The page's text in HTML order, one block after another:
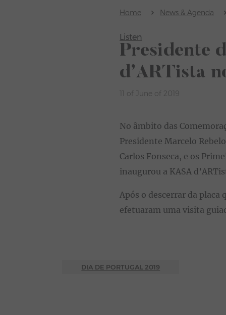
Home News & Agenda
Listen
Presidente
d’ARTista
11 of June of 2019
No âmbito das
Presidente Marcelo
Carlos Fonseca, e os
inaugurou a KASA
Após o descerrar da placa
efetuaram uma visita
DIA DE PORTUGAL 2019